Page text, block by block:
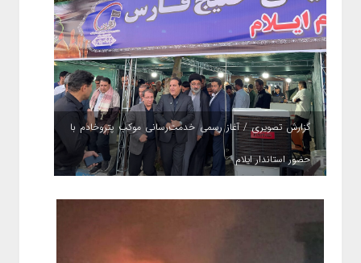
گزارش تصویری / آغاز رسمی خدمت‌رسانی موکب پتروخادم با
حضور استاندار ایلام